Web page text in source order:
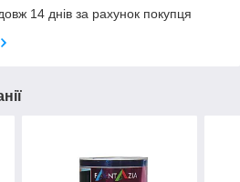
14 днів за рахунок покупця